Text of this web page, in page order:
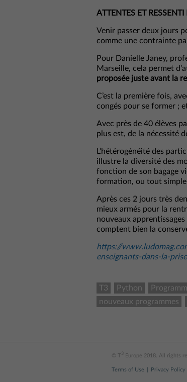
ATTENTES ET RESSENTI
Venir passer deux jours
comme une contrainte
Pour Danielle Janey,
Marseille, cela permet
proposée juste avant la
C’est la première fois,
congés pour se former ;
Avec près de 40 élèves
plus est, de la nécessité
L’hétérogénéité des
illustre la diversité des
fonction de son bagage
formation, ou tout
Après ces 2 jours très
mieux armés pour la
nouveaux
comptent bien la
https://
enseignants-dans-la-
T3 Python
nouveaux programmes
© T 3 Europe 2018. All rights
Terms of Use Privacy Policy